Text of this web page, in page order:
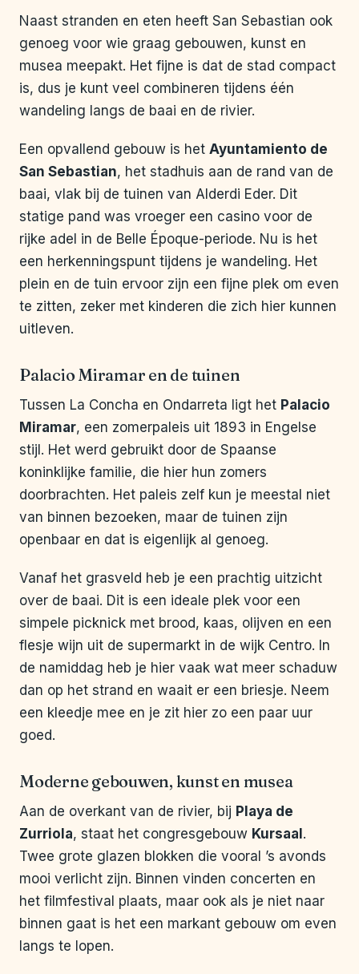
Naast stranden en eten heeft San Sebastian ook
genoeg voor wie graag gebouwen, kunst en
musea meepakt. Het fijne is dat de stad compact
is, dus je kunt veel combineren tijdens één
wandeling langs de baai en de rivier.
Een opvallend gebouw is het Ayuntamiento de
San Sebastian, het stadhuis aan de rand van de
baai, vlak bij de tuinen van Alderdi Eder. Dit
statige pand was vroeger een casino voor de
rijke adel in de Belle Époque-periode. Nu is het
een herkenningspunt tijdens je wandeling. Het
plein en de tuin ervoor zijn een fijne plek om even
te zitten, zeker met kinderen die zich hier kunnen
uitleven.
Palacio Miramar en de tuinen
Tussen La Concha en Ondarreta ligt het Palacio
Miramar, een zomerpaleis uit 1893 in Engelse
stijl. Het werd gebruikt door de Spaanse
koninklijke familie, die hier hun zomers
doorbrachten. Het paleis zelf kun je meestal niet
van binnen bezoeken, maar de tuinen zijn
openbaar en dat is eigenlijk al genoeg.
Vanaf het grasveld heb je een prachtig uitzicht
over de baai. Dit is een ideale plek voor een
simpele picknick met brood, kaas, olijven en een
flesje wijn uit de supermarkt in de wijk Centro. In
de namiddag heb je hier vaak wat meer schaduw
dan op het strand en waait er een briesje. Neem
een kleedje mee en je zit hier zo een paar uur
goed.
Moderne gebouwen, kunst en musea
Aan de overkant van de rivier, bij Playa de
Zurriola, staat het congresgebouw Kursaal .
Twee grote glazen blokken die vooral ’s avonds
mooi verlicht zijn. Binnen vinden concerten en
het filmfestival plaats, maar ook als je niet naar
binnen gaat is het een markant gebouw om even
langs te lopen.